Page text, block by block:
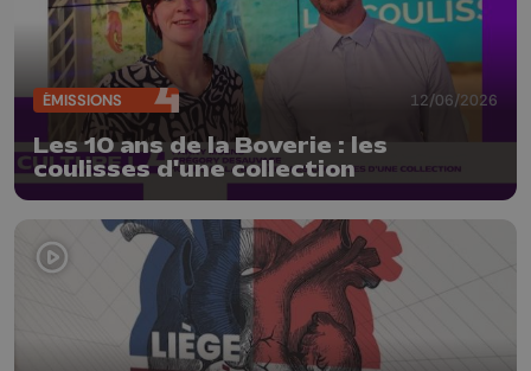
ÉMISSIONS 12/06/2026
Les 10 ans de la Boverie : les
coulisses d'une collection